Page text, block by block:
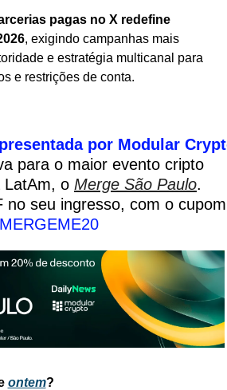
pagas no X redefine
, exigindo campanhas mais
e estratégia multicanal para
e restrições de conta.
por Modular
para o maior evento cripto
LatAm, o Merge São Paulo.
MERGEME20
ontem?